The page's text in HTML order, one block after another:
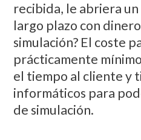
recibida, le abriera
largo plazo con
simulación? El coste
prácticamente
el tiempo al cliente y
informáticos para
de simulación.